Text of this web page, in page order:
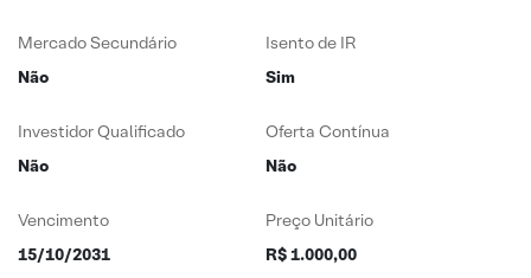
Mercado Secundário
Não
Isento de IR
Sim
Investidor Qualificado
Não
Oferta Contínua
Não
Vencimento
15/10/2031
Preço Unitário
R$ 1.000,00